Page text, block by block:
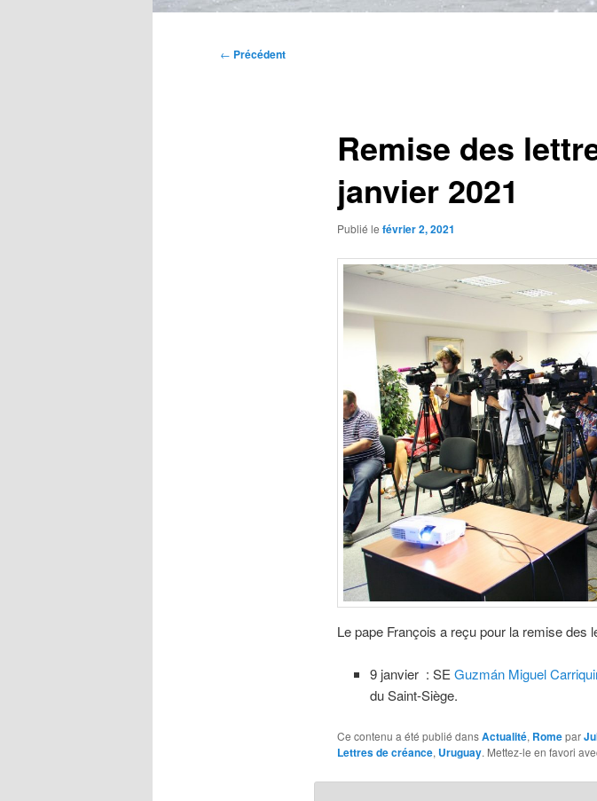
Navigation
← Précédent
Remise des
janvier 2021
Publié le février 2, 2021
Le pape François a reçu pour la remise des
9 janvier : SEGuzmán Miguel
du Saint-Siège.
Ce contenu a été publié dansActualité, Romepar
Lettres de créance, Uruguay. Mettez-le en favori